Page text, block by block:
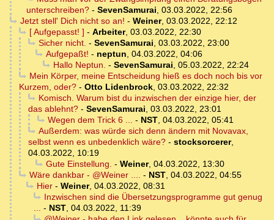
unterschreiben? - SevenSamurai, 03.03.2022, 22:56
Jetzt stell' Dich nicht so an! - Weiner, 03.03.2022, 22:12
[ Aufgepasst! ] - Arbeiter, 03.03.2022, 22:30
Sicher nicht. - SevenSamurai, 03.03.2022, 23:00
Aufgepaßt! - neptun, 04.03.2022, 04:06
Hallo Neptun. - SevenSamurai, 05.03.2022, 22:24
Mein Körper, meine Entscheidung hieß es doch noch bis vor
Kurzem, oder? - Otto Lidenbrock, 03.03.2022, 22:32
Komisch. Warum bist du inzwischen der einzige hier, der
das ablehnt? - SevenSamurai, 03.03.2022, 23:01
Wegen dem Trick 6 ... - NST, 04.03.2022, 05:41
Außerdem: was würde sich denn ändern mit Novavax,
selbst wenn es unbedenklich wäre? - stocksorcerer,
04.03.2022, 10:19
Gute Einstellung. - Weiner, 04.03.2022, 13:30
Wäre dankbar - @Weiner .... - NST, 04.03.2022, 04:55
Hier- Weiner, 04.03.2022, 08:31
Inzwischen sind die Übersetzungsprogramme gut genug
... - NST, 04.03.2022, 11:39